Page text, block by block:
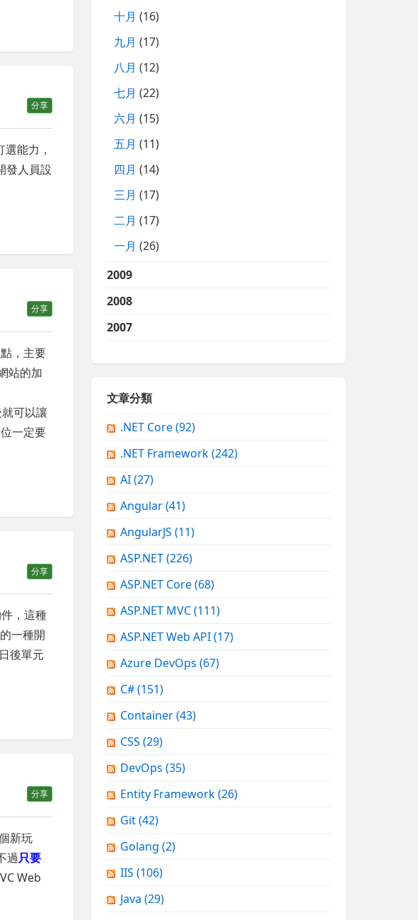
分享
能力，
發人員設
分享
，主要
站的加
可以讓
一定要
分享
，這種
一種開
後單元
分享
新玩
過只要
Web
十月 (16)
九月 (17)
八月 (12)
七月 (22)
六月 (15)
五月 (11)
四月 (14)
三月 (17)
二月 (17)
一月 (26)
2009
2008
2007
文章分類
.NET Core(92)
.NET Framework(242)
AI(27)
Angular(41)
AngularJS (11)
ASP.NET(226)
ASP.NET Core(68)
ASP.NET MVC(111)
ASP.NET Web API(17)
Azure DevOps (67)
C#(151)
Container(43)
CSS (29)
DevOps (35)
Entity Framework(26)
Git(42)
Golang (2)
IIS (106)
Java (29)